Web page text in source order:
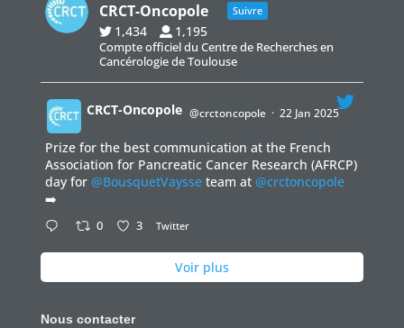
CRCT-Oncopole Suivre
1,434 1,195
Compte officiel du Centre de Recherches en
Cancérologie de Toulouse
;
CRCT-Oncopole @crctoncopole · 22 Jan 2025
Prize for the best communication at the French
Association for Pancreatic Cancer Research (AFRCP)
day for @BousquetVaysseteam at @crctoncopole
➡️
0 3 Twitter
Voir plus
Nous contacter